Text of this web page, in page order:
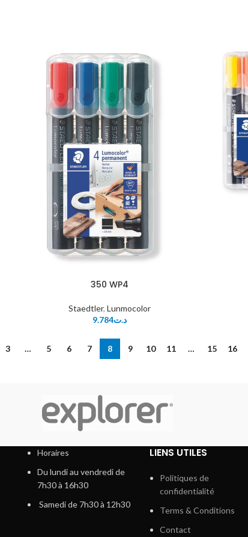
350 WP4
Staedtler,Lunmocolor
د.ت9.784
3 … 5 6 7 8 9 10 11 … 15 16
Horaires
Du lundi au vendredi de
7h30 à 16h30
Samedi de 7h30 à 12h30
LIENS UTILES
Politiques de
confidentialité
Terms & Conditions
Contact